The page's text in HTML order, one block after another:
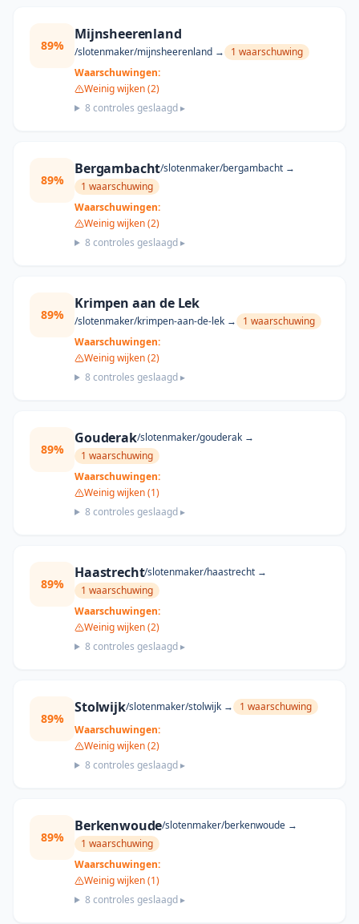
89%
Mijnsheerenland
/slotenmaker/mijnsheerenland → 1 waarschuwing
Waarschuwingen:
Weinig wijken (2)
8controles geslaagd ▸
89%
Bergambacht/slotenmaker/bergambacht →
1 waarschuwing
Waarschuwingen:
Weinig wijken (2)
8controles geslaagd ▸
89%
Krimpen aan de Lek
/slotenmaker/krimpen-aan-de-lek → 1 waarschuwing
Waarschuwingen:
Weinig wijken (2)
8controles geslaagd ▸
89%
Gouderak/slotenmaker/gouderak→
1 waarschuwing
Waarschuwingen:
Weinig wijken (1)
8controles geslaagd ▸
89%
Haastrecht/slotenmaker/haastrecht →
1 waarschuwing
Waarschuwingen:
Weinig wijken (2)
8controles geslaagd ▸
89%
Stolwijk/slotenmaker/stolwijk→ 1 waarschuwing
Waarschuwingen:
Weinig wijken (2)
8controles geslaagd ▸
89%
Berkenwoude/slotenmaker/berkenwoude →
1 waarschuwing
Waarschuwingen:
Weinig wijken (1)
8controles geslaagd ▸